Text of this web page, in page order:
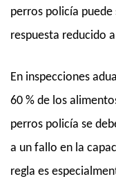
perros policía
respuesta reducido
En inspecciones
60 % de los
perros policía se
a un fallo en la
regla es